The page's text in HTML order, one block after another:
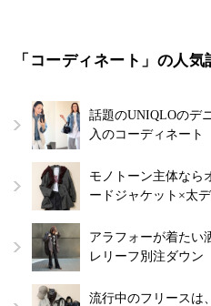
「コーディネート」の人気
話題のUNIQLOのデ
入のコーディネート
モノトーン主体なら
ードジャケット×太
アラフォーが着たい
レリーフ別注ダウン
流行中のフリースは